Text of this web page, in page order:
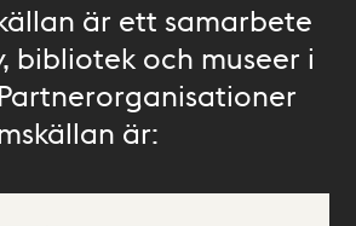
är ett samarbete
bibliotek och museer i
är: